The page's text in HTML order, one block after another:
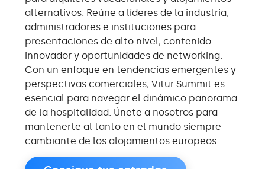
alternativos. Reúne a líderes de la industria,
administradores e instituciones para
presentaciones de alto nivel, contenido
innovador y oportunidades de networking.
Con un enfoque en tendencias emergentes y
perspectivas comerciales, Vitur Summit es
esencial para navegar el dinámico panorama
de la hospitalidad. Únete a nosotros para
mantenerte al tanto en el mundo siempre
cambiante de los alojamientos europeos.